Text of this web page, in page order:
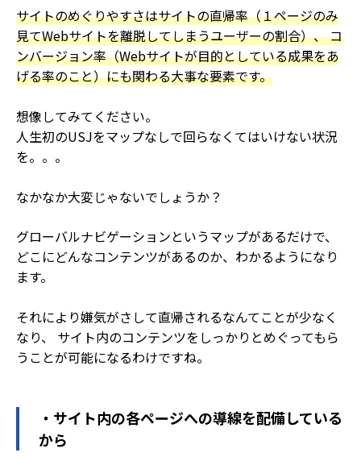
サイトのめぐりやすさはサイトの直帰率（１ページのみ
見てWebサイトを離脱してしまうユーザーの割合）、 コ
ンバージョン率（Webサイトが目的としている成果をあ
げる率のこと）にも関わる大事な要素です。
想像してみてください。
人生初のUSJをマップなしで回らなくてはいけない状況
を。。。
なかなか大変じゃないでしょうか？
グローバルナビゲーションというマップがあるだけで、
どこにどんなコンテンツがあるのか、わかるようになり
ます。
それにより嫌気がさして直帰されるなんてことが少なく
なり、 サイト内のコンテンツをしっかりとめぐってもら
うことが可能になるわけですね。
・サイト内の各ページへの導線を配備している
から